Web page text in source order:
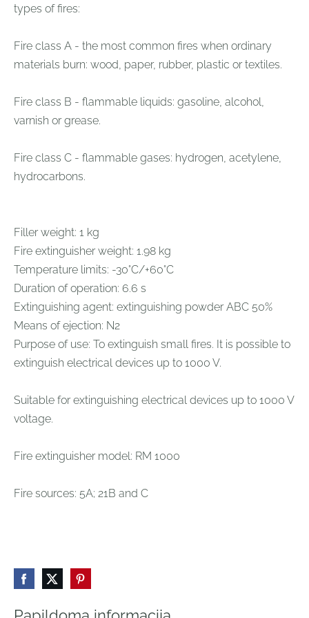
types of fires:
Fire class A - the most common fires when ordinary
materials burn: wood, paper, rubber, plastic or textiles.
Fire class B - flammable liquids: gasoline, alcohol,
varnish or grease.
Fire class C - flammable gases: hydrogen, acetylene,
hydrocarbons.
Filler weight: 1 kg
Fire extinguisher weight: 1.98 kg
Temperature limits: -30°C/+60°C
Duration of operation: 6.6 s
Extinguishing agent: extinguishing powder ABC 50%
Means of ejection: N2
Purpose of use: To extinguish small fires. It is possible to
extinguish electrical devices up to 1000 V.
Suitable for extinguishing electrical devices up to 1000 V
voltage.
Fire extinguisher model: RM 1000
Fire sources: 5A; 21B and C